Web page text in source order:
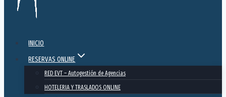
INICIO
RESERVAS ONLINE
RED EVT – Autogestión de Agencias
HOTELERIA Y TRASLADOS ONLINE